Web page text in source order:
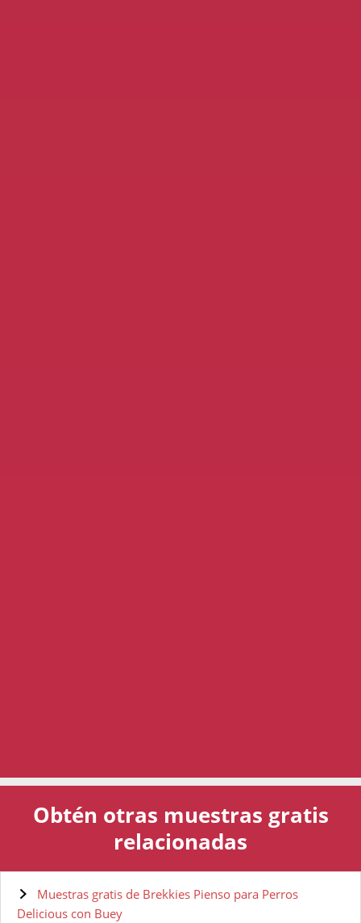
Obtén otras muestras gratis
relacionadas
Muestras gratis de Brekkies Pienso para Perros
Delicious con Buey